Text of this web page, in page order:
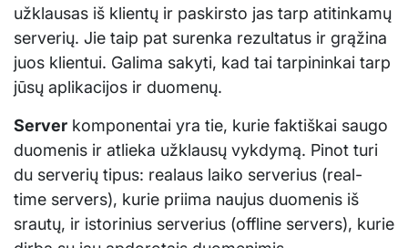
užklausas iš klientų ir paskirsto jas tarp atitinkamų
serverių. Jie taip pat surenka rezultatus ir grąžina
juos klientui. Galima sakyti, kad tai tarpininkai tarp
jūsų aplikacijos ir duomenų.
Server komponentai yra tie, kurie faktiškai saugo
duomenis ir atlieka užklausų vykdymą. Pinot turi
du serverių tipus: realaus laiko serverius (real-
time servers), kurie priima naujus duomenis iš
srautų, ir istorinius serverius (offline servers), kurie